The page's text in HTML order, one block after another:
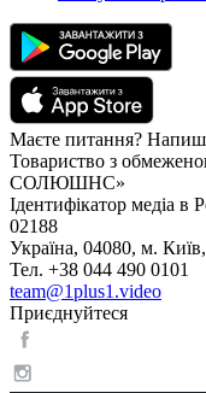
Маєте питання?
Товариство з
СОЛЮШНС»
Ідентифікатор медіа в
02188
Україна, 04080, м.
Тел. +38 044 490 0101
team@1plus1.video
Приєднуйтеся